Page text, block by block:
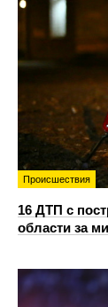
Происшествия
16 ДТП с
области за